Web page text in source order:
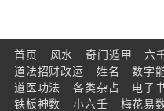
首页 风水 奇门遁甲 六
道法招财改运
姓名 数字
道医功法
各类杂占 电子
铁板神数
小六壬 梅花易